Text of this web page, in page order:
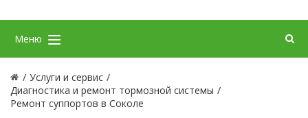
Меню
/ Услуги и сервис /
Диагностика и ремонт тормозной системы /
Ремонт суппортов в Соколе